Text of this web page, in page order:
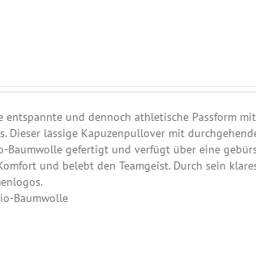
und dennoch athletische Passform
Dieser lässige Kapuzenpullover mit
Baumwolle gefertigt und verfügt über eine
und belebt den Teamgeist. Durch sein
Baumwolle